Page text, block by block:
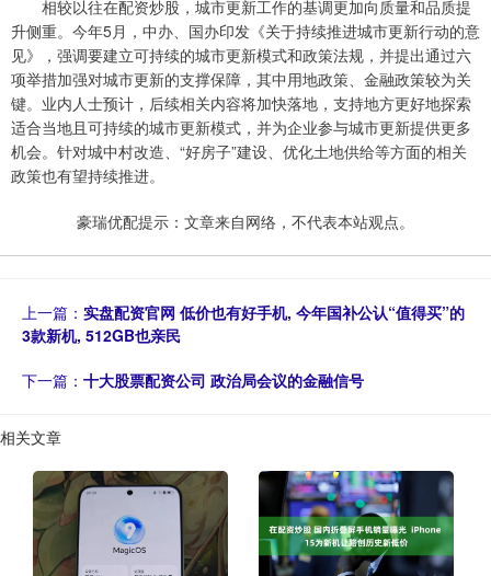
相较以往在配资炒股，城市更新工作的基调更加向质量和品质提
升侧重。今年5月，中办、国办印发《关于持续推进城市更新行动的意
见》，强调要建立可持续的城市更新模式和政策法规，并提出通过六
项举措加强对城市更新的支撑保障，其中用地政策、金融政策较为关
键。业内人士预计，后续相关内容将加快落地，支持地方更好地探索
适合当地且可持续的城市更新模式，并为企业参与城市更新提供更多
机会。针对城中村改造、“好房子”建设、优化土地供给等方面的相关
政策也有望持续推进。
豪瑞优配提示：文章来自网络，不代表本站观点。
上一篇： 实盘配资官网 低价也有好手机, 今年国补公认“值得买”的
3款新机, 512GB也亲民
下一篇： 十大股票配资公司 政治局会议的金融信号
相关文章